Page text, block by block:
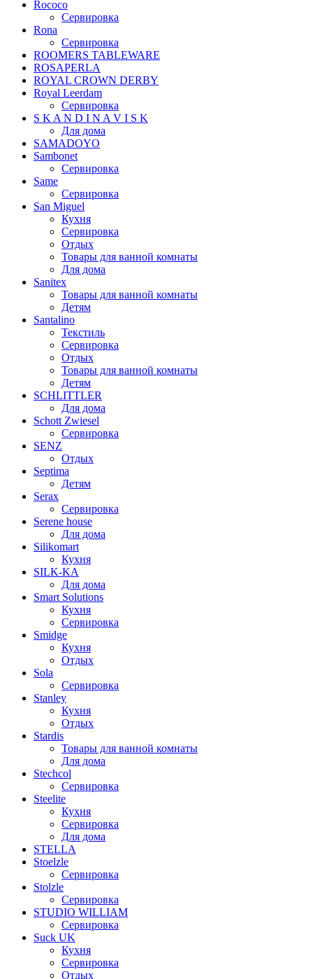
Rococo
Сервировка
Rona
Сервировка
ROOMERS TABLEWARE
ROSAPERLA
ROYAL CROWN DERBY
Royal Leerdam
Сервировка
S K A N D I N A V I S K
Для дома
SAMADOYO
Sambonet
Сервировка
Same
Сервировка
San Miguel
Кухня
Сервировка
Отдых
Товары для ванной комнаты
Для дома
Sanitex
Товары для ванной комнаты
Детям
Santalino
Текстиль
Сервировка
Отдых
Товары для ванной комнаты
Детям
SCHLITTLER
Для дома
Schott Zwiesel
Сервировка
SENZ
Отдых
Septima
Детям
Serax
Сервировка
Serene house
Для дома
Silikomart
Кухня
SILK-KA
Для дома
Smart Solutions
Кухня
Сервировка
Smidge
Кухня
Отдых
Sola
Сервировка
Stanley
Кухня
Отдых
Stardis
Товары для ванной комнаты
Для дома
Stechcol
Сервировка
Steelite
Кухня
Сервировка
Для дома
STELLA
Stoelzle
Сервировка
Stolzle
Сервировка
STUDIO WILLIAM
Сервировка
Suck UK
Кухня
Сервировка
Отдых